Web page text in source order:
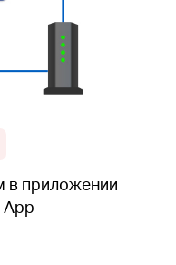
в приложении
App